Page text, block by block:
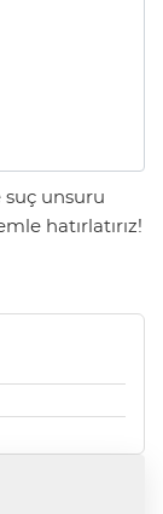
unsuru
hatırlatırız!